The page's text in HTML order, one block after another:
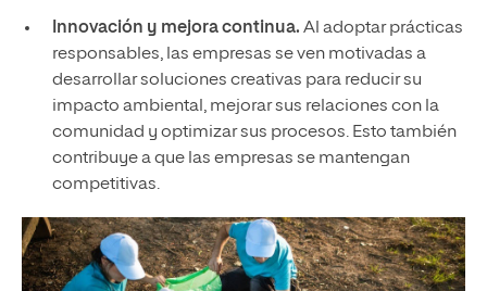
Innovación y mejora continua. Al adoptar prácticas
responsables, las empresas se ven motivadas a
desarrollar soluciones creativas para reducir su
impacto ambiental, mejorar sus relaciones con la
comunidad y optimizar sus procesos. Esto también
contribuye a que las empresas se mantengan
competitivas.